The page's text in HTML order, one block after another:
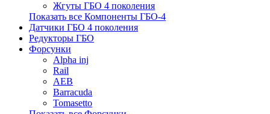
Жгуты ГБО 4 поколения
Показать все Компоненты ГБО-4
Датчики ГБО 4 поколения
Редукторы ГБО
Форсунки
Alpha inj
Rail
AEB
Barracuda
Tomasetto